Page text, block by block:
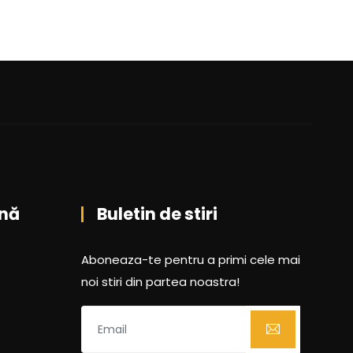
Buletin de stiri
Aboneaza-te pentru a primi cele mai
noi stiri din partea noastra!